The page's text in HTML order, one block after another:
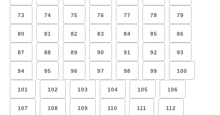
73 74 75 76 77 78 79
80 81 82 83 84 85 86
87 88 89 90 91 92 93
94 95 96 97 98 99 100
101 102 103 104 105 106
107 108 109 110 111 112